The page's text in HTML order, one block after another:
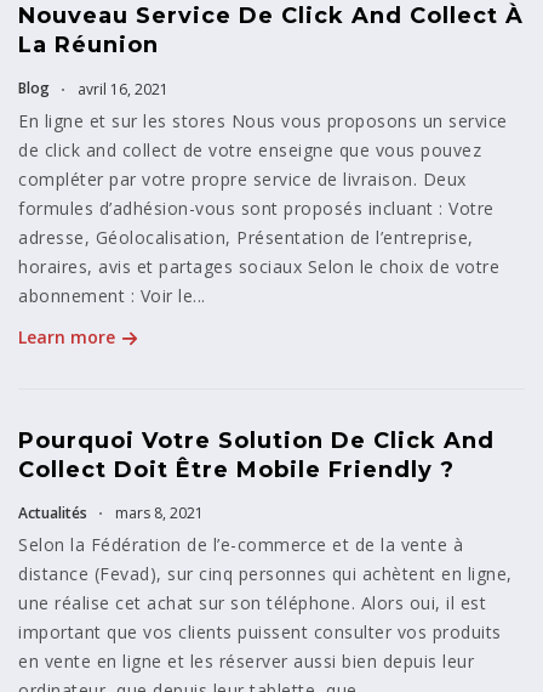
Nouveau Service De Click And Collect À
La Réunion
Blog avril 16, 2021
En ligne et sur les stores Nous vous proposons un service
de click and collect de votre enseigne que vous pouvez
compléter par votre propre service de livraison. Deux
formules d’adhésion-vous sont proposés incluant : Votre
adresse, Géolocalisation, Présentation de l’entreprise,
horaires, avis et partages sociaux Selon le choix de votre
abonnement : Voir le...
Learn more
Pourquoi Votre Solution De Click And
Collect Doit Être Mobile Friendly ?
Actualités mars 8, 2021
Selon la Fédération de l’e-commerce et de la vente à
distance (Fevad), sur cinq personnes qui achètent en ligne,
une réalise cet achat sur son téléphone. Alors oui, il est
important que vos clients puissent consulter vos produits
en vente en ligne et les réserver aussi bien depuis leur